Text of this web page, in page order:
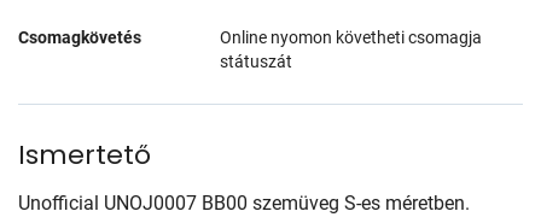
Csomagkövetés
Online nyomon követheti csomagja
státuszát
Ismertető
Unofficial UNOJ0007 BB00 szemüveg S-es méretben.